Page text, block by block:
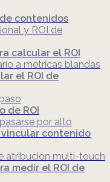
contenidos
y ROI de
calcular el ROI
a métricas blandas
el ROI de
de ROI
por alto
contenido
atribución multi-touch
medir el ROI de